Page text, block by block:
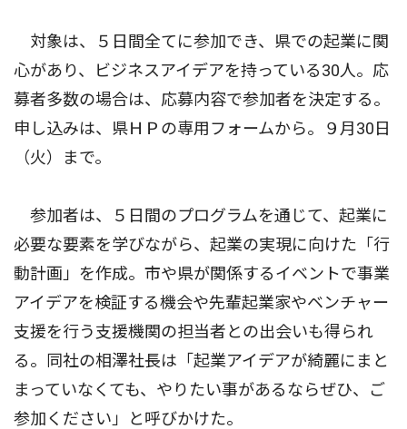
対象は、５日間全てに参加でき、県での起業に関
心があり、ビジネスアイデアを持っている30人。応
募者多数の場合は、応募内容で参加者を決定する。
申し込みは、県ＨＰの専用フォームから。９月30日
（火）まで。
参加者は、５日間のプログラムを通じて、起業に
必要な要素を学びながら、起業の実現に向けた「行
動計画」を作成。市や県が関係するイベントで事業
アイデアを検証する機会や先輩起業家やベンチャー
支援を行う支援機関の担当者との出会いも得られ
る。同社の相澤社長は「起業アイデアが綺麗にまと
まっていなくても、やりたい事があるならぜひ、ご
参加ください」と呼びかけた。